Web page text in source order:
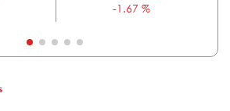
-1.67 %